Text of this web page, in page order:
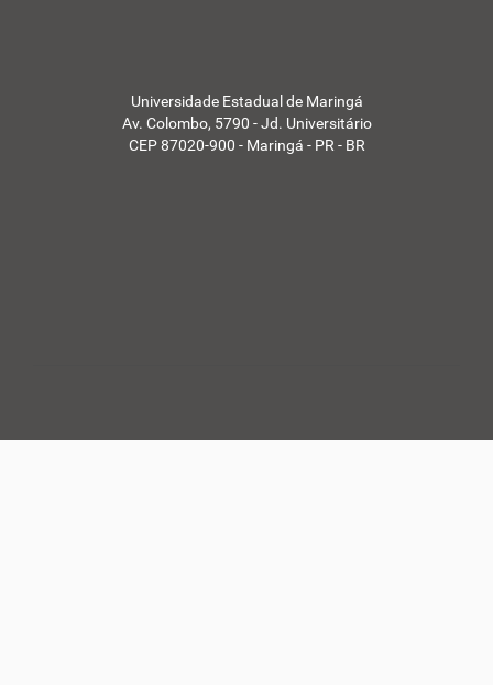
Universidade Estadual de Maringá
Av. Colombo, 5790 - Jd. Universitário
CEP 87020-900 - Maringá - PR - BR